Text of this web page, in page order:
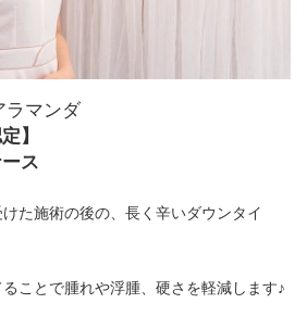
ラマンダ
】
ス
た施術の後の、長く辛いダウンタイ
ことで腫れや浮腫、硬さを軽減します♪